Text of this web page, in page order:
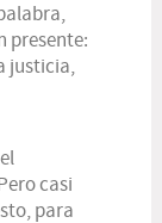
presente:
justicia,
casi
para